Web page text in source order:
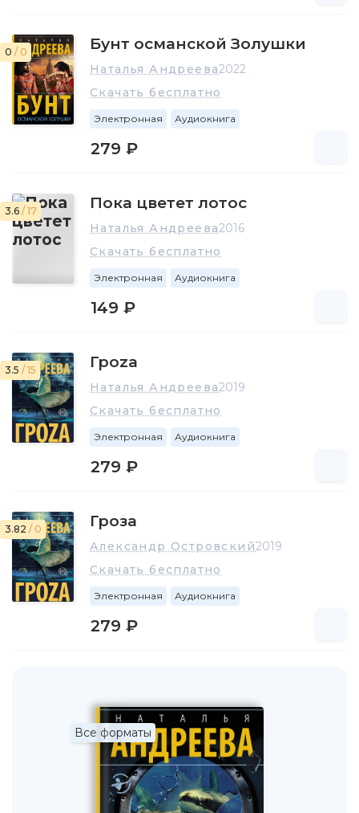
0 / 0 Бунт османской Золушки
Наталья Андреева2022
Скачать бесплатно
Электронная Аудиокнига
279 ₽
3.6 / 17 Пока цветет лотос
Наталья Андреева2016
Скачать бесплатно
Электронная Аудиокнига
149 ₽
3.5 / 15 Гроzа
Наталья Андреева2019
Скачать бесплатно
Электронная Аудиокнига
279 ₽
3.82 / 0 Гроза
Александр Островский2019
Скачать бесплатно
Электронная Аудиокнига
279 ₽
Все форматы